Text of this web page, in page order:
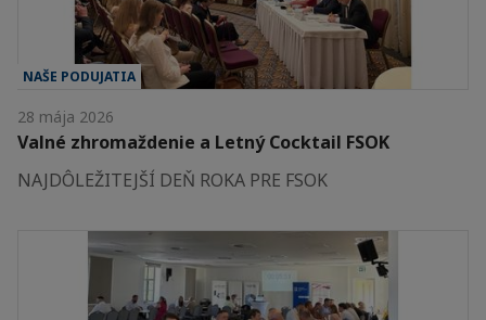
NAŠE PODUJATIA
28 mája 2026
Valné zhromaždenie a Letný Cocktail FSOK
NAJDÔLEŽITEJŠÍ DEŇ ROKA PRE FSOK